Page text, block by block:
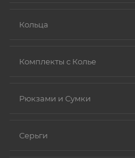
Кольца
Комплекты с Колье
Рюкзами и Сумки
Серьги